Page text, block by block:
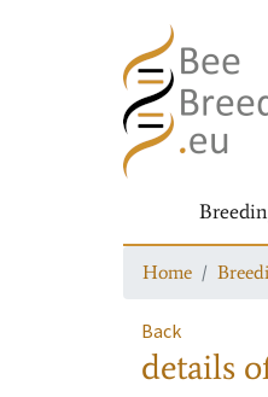
Home
Back
details